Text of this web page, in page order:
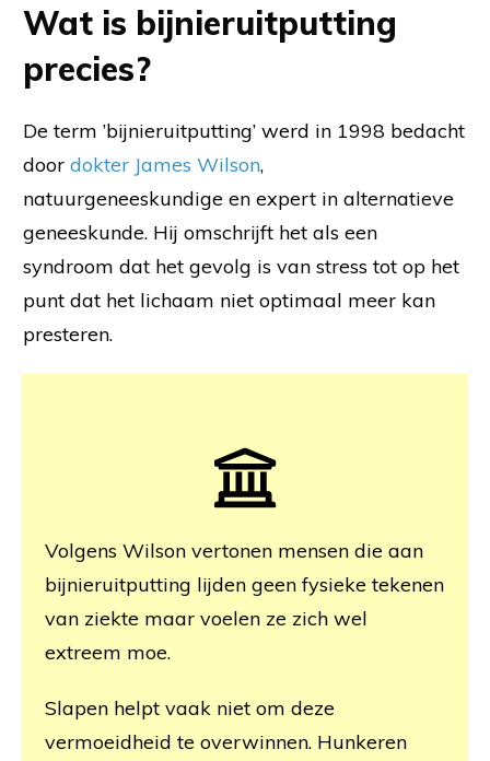
Wat is bijnieruitputting
precies?
De term ’bijnieruitputting’ werd in 1998 bedacht
door dokter James Wilson,
natuurgeneeskundige en expert in alternatieve
geneeskunde. Hij omschrijft het als een
syndroom dat het gevolg is van stress tot op het
punt dat het lichaam niet optimaal meer kan
presteren.
Volgens Wilson vertonen mensen die aan
bijnieruitputting lijden geen fysieke tekenen
van ziekte maar voelen ze zich wel
extreem moe.
Slapen helpt vaak niet om deze
vermoeidheid te overwinnen. Hunkeren